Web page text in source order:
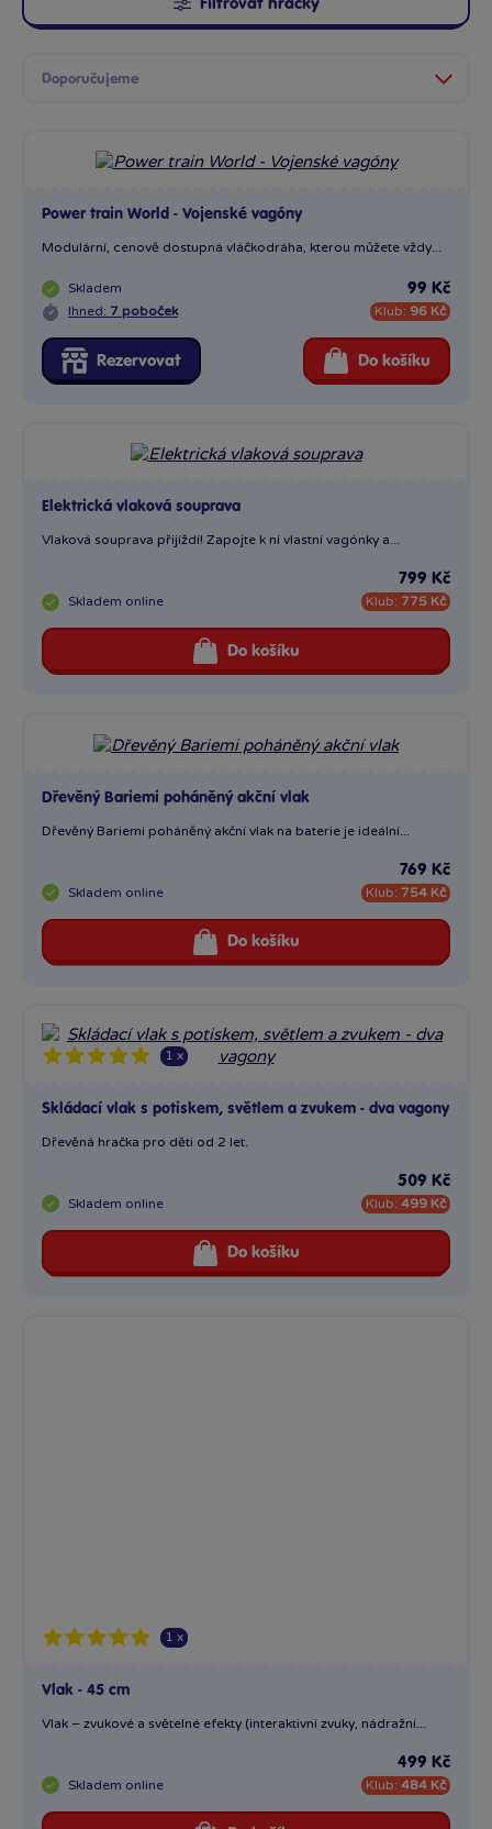
Filtrovat hračky
Power train World - Vojenské vagóny
Modulární, cenově dostupná vláčkodráha, kterou můžete vždy...
Skladem
Ihned: 7 poboček
99 Kč
Klub: 96 Kč
Rezervovat Do košíku
Elektrická vlaková souprava
Vlaková souprava přijíždí! Zapojte k ní vlastní vagónky a...
Skladem online
799 Kč
Klub: 775 Kč
Do košíku
Dřevěný Bariemi poháněný akční vlak
Dřevěný Bariemi poháněný akční vlak na baterie je ideální...
Skladem online
769 Kč
Klub: 754 Kč
Do košíku
1 x
Skládací vlak s potiskem, světlem a zvukem - dva vagony
Dřevěná hračka pro děti od 2 let.
Skladem online
509 Kč
Klub: 499 Kč
Do košíku
Vlakový set Classic
Vychutnejte si jízdu s tímto Classic vlakovým setem, který...
Skladem online
299 Kč
Klub: 290 Kč